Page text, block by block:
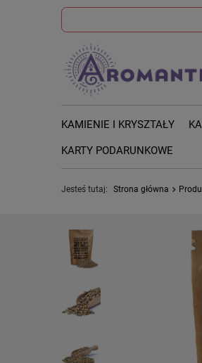
KAMIENIE I KRYSZTAŁY
KARTY PODARUNKOWE
Jesteś tutaj: Strona główna